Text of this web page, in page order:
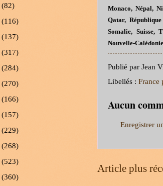
Monaco, Népal,
Qatar,
Somalie, Suisse,
Nouvelle-
Publié par Jean
Libellés : France
Aucun
Enregistrer
Article plus
(82)
(116)
(137)
(317)
(284)
(270)
(166)
(157)
(229)
(268)
(523)
(360)